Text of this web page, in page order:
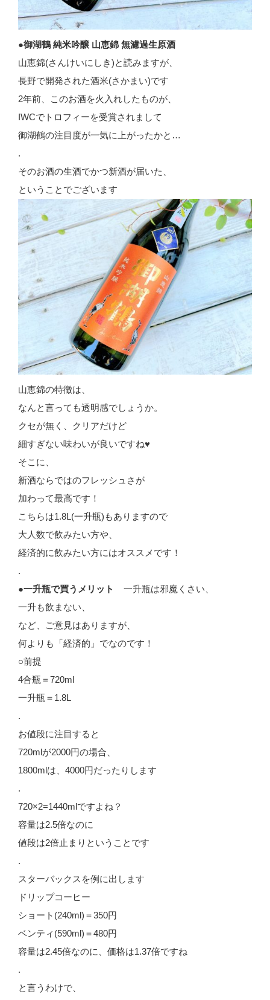
●御湖鶴 純米吟醸 山恵錦 無濾過生原酒
山恵錦(さんけいにしき)と読みますが、
長野で開発された酒米(さかまい)です
2年前、このお酒を火入れしたものが、
IWCでトロフィーを受賞されまして
御湖鶴の注目度が一気に上がったかと…
.
そのお酒の生酒でかつ新酒が届いた、
ということでございます
山恵錦の特徴は、
なんと言っても透明感でしょうか。
クセが無く、クリアだけど
細すぎない味わいが良いですね♥
そこに、
新酒ならではのフレッシュさが
加わって最高です！
こちらは1.8L(一升瓶)もありますので
大人数で飲みたい方や、
経済的に飲みたい方にはオススメです！
.
●一升瓶で買うメリット
一升瓶は邪魔くさい、
一升も飲まない、
など、ご意見はありますが、
何よりも「経済的」でなのです！
○前提
4合瓶＝720ml
一升瓶＝1.8L
.
お値段に注目すると
720mlが2000円の場合、
1800mlは、4000円だったりします
.
720×2=1440mlですよね？
容量は2.5倍なのに
値段は2倍止まりということです
.
スターバックスを例に出します
ドリップコーヒー
ショート(240ml)＝350円
ベンティ(590ml)＝480円
容量は2.45倍なのに、価格は1.37倍ですね
.
と言うわけで、